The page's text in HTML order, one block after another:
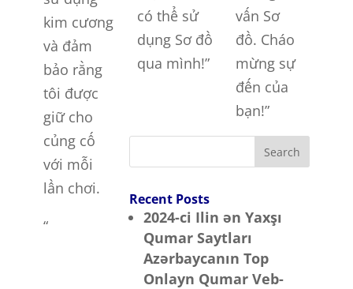
kim cương
và đảm
bảo rằng
tôi được
giữ cho
củng cố
với mỗi
lần chơi.
“
có thể sử
dụng Sơ đồ
qua mình!”
vấn Sơ
đồ. Cháo
mừng sự
đến của
bạn!”
Search
Recent Posts
2024-ci Ilin ən Yaxşı
Qumar Saytları ️
Azərbaycanın Top
Onlayn Qumar Veb-